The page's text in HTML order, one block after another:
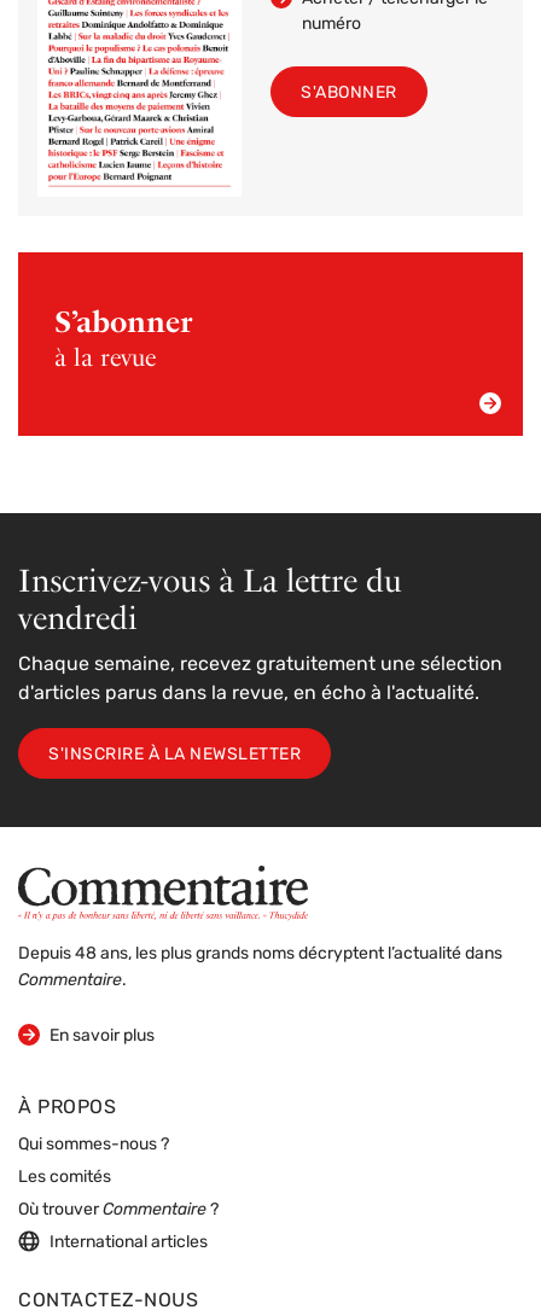
numéro
S'ABONNER
S’abonner
à la revue
Inscrivez-vous à La lettre du
vendredi
Chaque semaine, recevez gratuitement une sélection
d'articles parus dans la revue, en écho à l'actualité.
S'INSCRIRE À LA NEWSLETTER
Depuis 48 ans, les plus grands noms décryptent l’actualité dans
Commentaire.
En savoir plus
sur la revue
À PROPOS
Qui sommes-nous ?
Les comités
Où trouverCommentaire ?
International articles
CONTACTEZ-NOUS